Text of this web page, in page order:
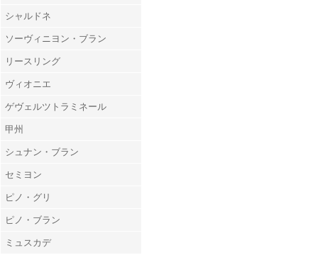
シャルドネ
ソーヴィニヨン・ブラン
リースリング
ヴィオニエ
ゲヴェルツトラミネール
甲州
シュナン・ブラン
セミヨン
ピノ・グリ
ピノ・ブラン
ミュスカデ